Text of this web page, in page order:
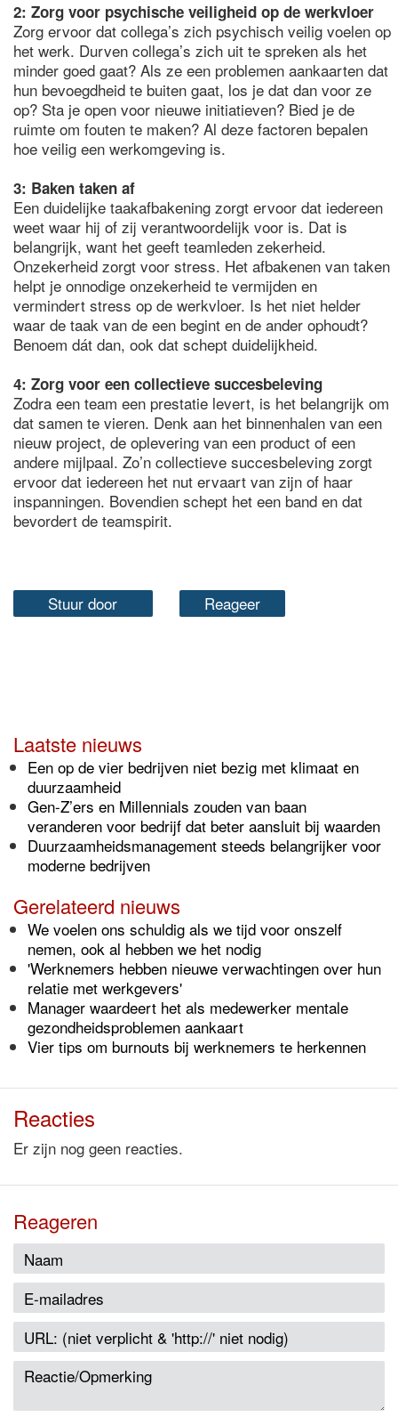
2: Zorg voor psychische veiligheid op de werkvloer
Zorg ervoor dat collega’s zich psychisch veilig voelen op
het werk. Durven collega’s zich uit te spreken als het
minder goed gaat? Als ze een problemen aankaarten dat
hun bevoegdheid te buiten gaat, los je dat dan voor ze
op? Sta je open voor nieuwe initiatieven? Bied je de
ruimte om fouten te maken? Al deze factoren bepalen
hoe veilig een werkomgeving is.
3: Baken taken af
Een duidelijke taakafbakening zorgt ervoor dat iedereen
weet waar hij of zij verantwoordelijk voor is. Dat is
belangrijk, want het geeft teamleden zekerheid.
Onzekerheid zorgt voor stress. Het afbakenen van taken
helpt je onnodige onzekerheid te vermijden en
vermindert stress op de werkvloer. Is het niet helder
waar de taak van de een begint en de ander ophoudt?
Benoem dát dan, ook dat schept duidelijkheid.
4: Zorg voor een collectieve succesbeleving
Zodra een team een prestatie levert, is het belangrijk om
dat samen te vieren. Denk aan het binnenhalen van een
nieuw project, de oplevering van een product of een
andere mijlpaal. Zo’n collectieve succesbeleving zorgt
ervoor dat iedereen het nut ervaart van zijn of haar
inspanningen. Bovendien schept het een band en dat
bevordert de teamspirit.
Stuur door Reageer
Laatste nieuws
Een op de vier bedrijven niet bezig met klimaat en
duurzaamheid
Gen-Z’ers en Millennials zouden van baan
veranderen voor bedrijf dat beter aansluit bij waarden
Duurzaamheidsmanagement steeds belangrijker voor
moderne bedrijven
Gerelateerd nieuws
We voelen ons schuldig als we tijd voor onszelf
nemen, ook al hebben we het nodig
'Werknemers hebben nieuwe verwachtingen over hun
relatie met werkgevers'
Manager waardeert het als medewerker mentale
gezondheidsproblemen aankaart
Vier tips om burnouts bij werknemers te herkennen
Reacties
Er zijn nog geen reacties.
Reageren